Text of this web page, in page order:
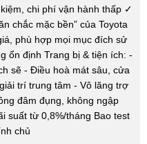
chi phí vận hành thấp ✓
chắc mặc bền” của Toyota
phù hợp mọi mục đích sử
ổn định Trang bị & tiện ích: -
sẽ - Điều hoà mát sâu, cửa
trí trung tâm - Vô lăng trợ
đâm đụng, không ngập
suất từ 0,8%/tháng Bao test
chủ